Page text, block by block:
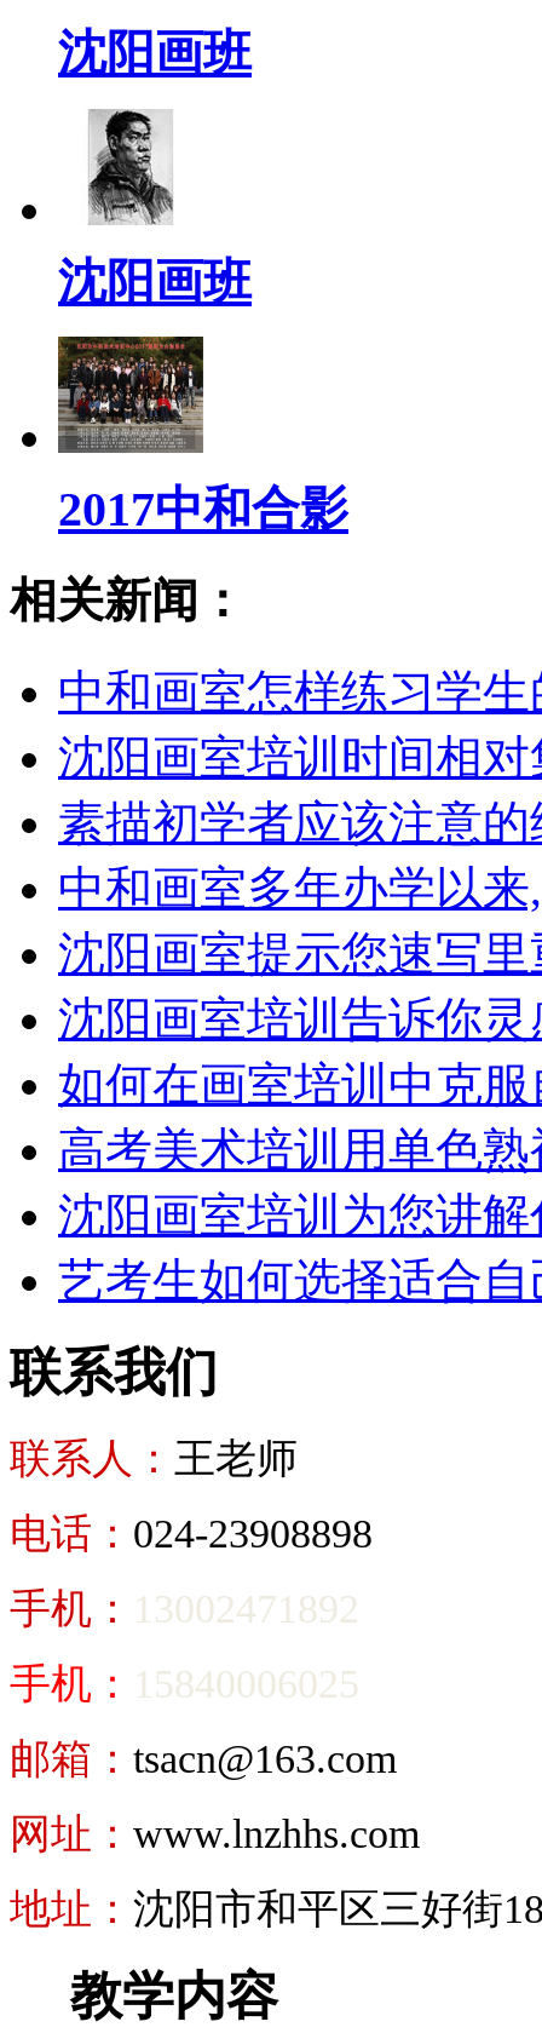
沈阳画班
沈阳画班
2017中和合影
相关新闻：
中和画室怎样练习学
沈阳画室培训时间相
素描初学者应该注意的
中和画室多年办学以
沈阳画室提示您速写
沈阳画室培训告诉你
如何在画室培训中克
高考美术培训用单色
沈阳画室培训为您讲
艺考生如何选择适合
联系我们
联系人： 王老师
电话： 024-23908898
手机： 13002471892
手机： 15840006025
邮箱： tsacn@163.com
网址： www.lnzhhs.com
地址： 沈阳市和平区三好街
教学内容